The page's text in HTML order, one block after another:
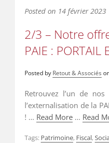
Posted on 14 février 2023
2/3 – Notre
PAIE : PORTAIL
Posted by Retout & Associés
Retrouvez l’un de
l’externalisation de la
! … Read More … Read
Tags: Patrimoine, Fiscal,